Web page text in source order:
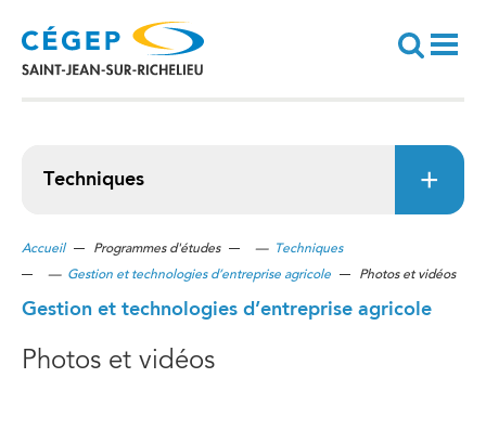
contenu
principal
Recherche
Techniques
Accueil Programmes d'études — Techniques
— Gestion et technologies d’entreprise agricole Photos et vidéos
Gestion et technologies d’entreprise agricole
Photos et vidéos